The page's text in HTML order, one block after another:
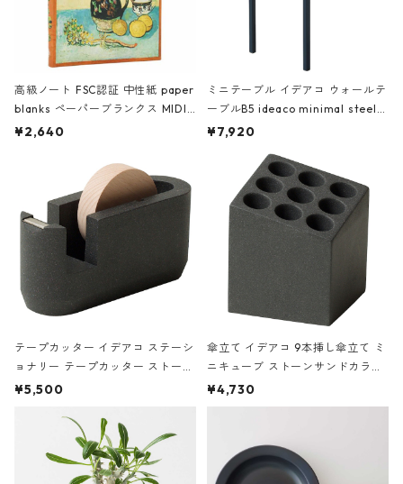
高級ノート FSC認証 中性紙 paper
blanks ペーパーブランクス MIDI
ハードカバー 罫線 ヴァン・ゴッホ
¥2,640
ミニテーブル イデアコ ウォールテ
ーブルB5 ideaco minimal steel f
urniture WALL Table B5 ネイビー
¥7,920
テープカッター イデアコ ステーシ
ョナリー テープカッター ストーン
サンドカラー 石調 ideaco Station
¥5,500
傘立て イデアコ 9本挿し傘立て ミ
ニキューブ ストーンサンドカラー
石調 ideaco Umbrella Stand CUB
E ストーンサンドブラック
¥4,730